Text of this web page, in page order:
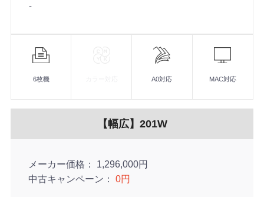
-
6枚機 A0対応 MAC対応
【幅広】201W
メーカー価格
1,296,000円
中古キャンペーン
0円